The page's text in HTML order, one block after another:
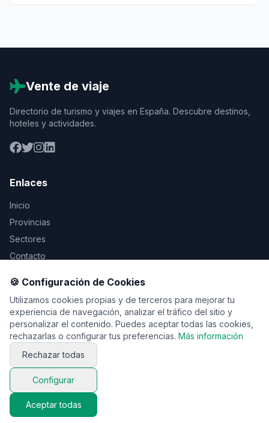
Vente de viaje
Directorio de turismo y viajes en España. Descubre destinos,
hoteles y actividades.
Enlaces
Inicio
Provincias
Sectores
Contacto
Legal
Aviso Legal
Privacidad
Cookies
© 2026 Vente de viaje. Todos los derechos reservados.
🍪 Configuración de Cookies
Utilizamos cookies propias y de terceros para mejorar tu
experiencia de navegación, analizar el tráfico del sitio y
personalizar el contenido. Puedes aceptar todas las cookies,
rechazarlas o configurar tus preferencias. Más información
Rechazar todas
Configurar
Aceptar todas